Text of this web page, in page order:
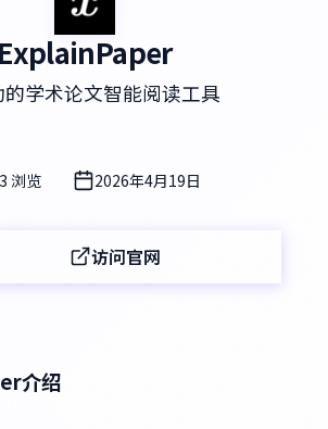
ExplainPaper
的学术论文智能阅读工具
浏览 2026年4月19日
访问官网
介绍